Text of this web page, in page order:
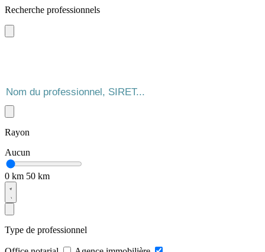
Recherche professionnels
Rayon
Aucun
0 km 50 km
Type de professionnel